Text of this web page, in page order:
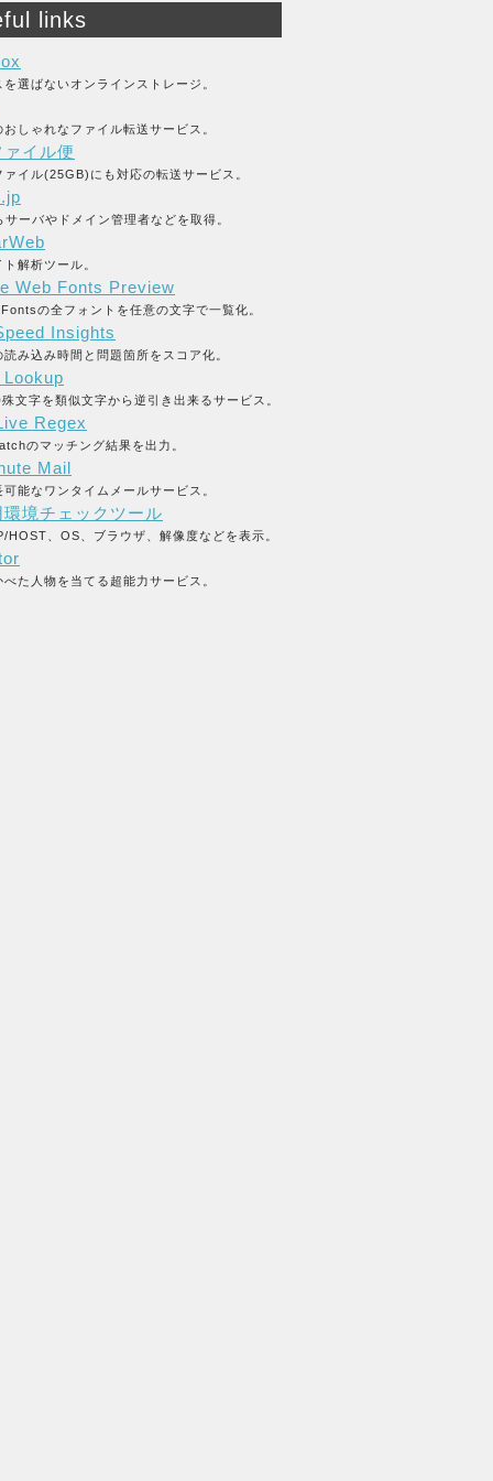
links
を選ばないオンラインストレージ。
おしゃれなファイル転送サービス。
ァイル便
ァイル(25GB)にも対応の転送サービス。
サーバやドメイン管理者などを取得。
解析ツール。
Web Fonts Preview
の全フォントを任意の文字で一覧化。
Insights
読み込み時間と問題箇所をスコア化。
文字を類似文字から逆引き出来るサービス。
Regex
のマッチング結果を出力。
Mail
可能なワンタイムメールサービス。
環境チェックツール
HOST、OS、ブラウザ、解像度などを表示。
べた人物を当てる超能力サービス。